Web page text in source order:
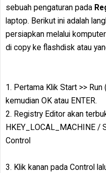
sebuah pengaturan pada
laptop. Berikut ini adalah
persiapkan melalui
di copy ke flashdisk atau
1. Pertama Klik Start >>
kemudian OK atau ENTER.
2. Registry Editor akan
HKEY_LOCAL_MACHINE /
Control
3. Klik kanan pada Control